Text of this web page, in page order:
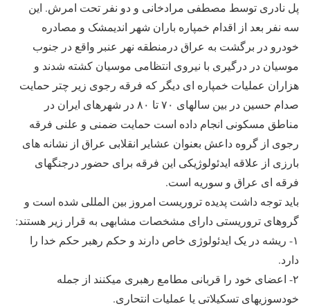
پل نادری توسط مصطفی مرادخانی و دو نفر تحت امرش. این
سه نفر بعد از اقدام خمپاره باران شهر اندیمشک و مصادره
خودرو در برگشت به عراق درمنطقه نهر عنبر واقع در جنوب
موسیان در درگیری با نیروی انتظامی موسیان کشته شدند و
هزاران عملیات خمپاره ای دیگر که فرقه رجوی زیر چتر حمایت
صدام حسین در بین سالهای ۷۰ تا ۸۰ در شهرهای ایران در
مناطق مسکونی انجام داده است حمایت ضمنی و علنی فرقه
رجوی از گروه داعش بعنوان عشایر انقلابی عراق از نشانه های
بارزی از علاقه ایدئولوژیکی این فرقه برای حضور درجنگهای
فرقه ای عراق و سوریه است.
باید توجه داشت پدیده تروریست امروز بین المللی شده است و
گروهای تروریستی دارای مشخصات مشابهی به قرار زیر هستند:
۱- ریشه در یک ایدئولوژی خاص دارند و حکم رهبر حکم خدا را
دارد.
۲- اعضای خود را قربانی مطامع رهبری میکنند از جمله
خودسوزیهای تسکیلاتی یا عملیات انتحاری.